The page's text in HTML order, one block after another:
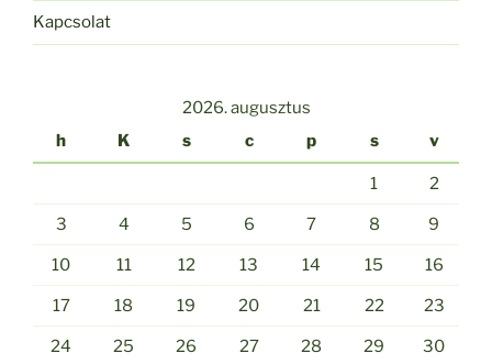
Kapcsolat
2026. augusztus
h
K s c p s v
1 2
3 4 5 6 7 8 9
10 11 12 13 14 15 16
17 18 19 20 21 22 23
24 25 26 27 28 29 30